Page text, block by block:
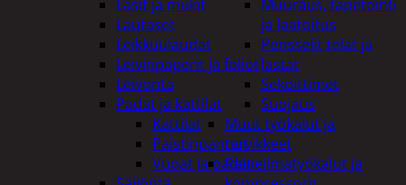
Muuraus, tapetointi
ja laatoitus
Pensselit telat ja
lastat
Sekoittimet
Suojaus
Muut työkalut ja
tarvikkeet
Paineilmatyökalut ja
Lasit ja mukit
Lautaset
Leikkuulaudat
Leivinpaperit ja foliot
Leivonta
Padat ja kattilat
Kattilat
Paistinpannut
Vuoat ja padat